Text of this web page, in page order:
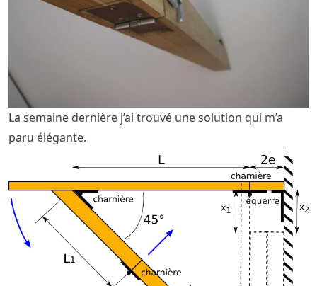
La semaine dernière j’ai trouvé une solution qui m’a
paru élégante.